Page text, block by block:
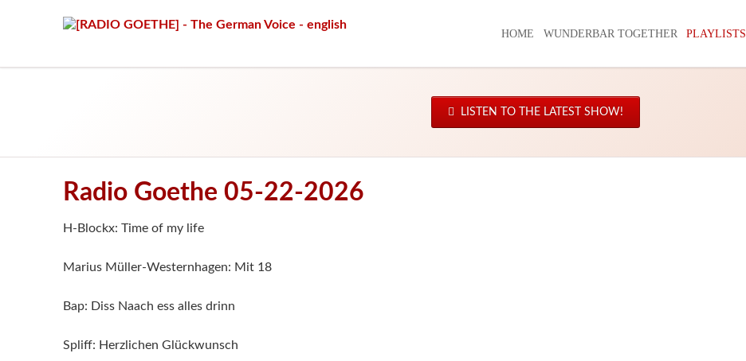
HOME WUNDERBAR TOGETHER PLAYLISTS
LISTEN TO THE LATEST SHOW!
Radio Goethe 05-22-2026
H-Blockx: Time of my life
Marius Müller-Westernhagen: Mit 18
Bap: Diss Naach ess alles drinn
Spliff: Herzlichen Glückwunsch